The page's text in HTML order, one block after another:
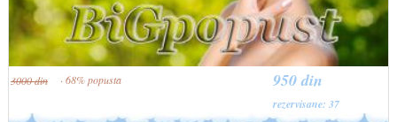
950 din
rezervisane: 37
3000 din · 68% popusta